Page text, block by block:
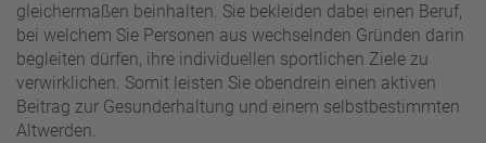
gleichermaßen beinhalten. Sie bekleiden dabei einen Beruf,
bei welchem Sie Personen aus wechselnden Gründen darin
begleiten dürfen, ihre individuellen sportlichen Ziele zu
verwirklichen. Somit leisten Sie obendrein einen aktiven
Beitrag zur Gesunderhaltung und einem selbstbestimmten
Altwerden.